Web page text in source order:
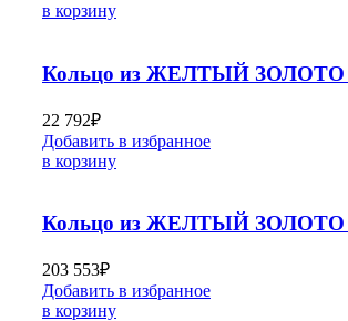
в корзину
Кольцо из ЖЕЛТЫЙ ЗОЛОТО
22 792₽
Добавить в избранное
в корзину
Кольцо из ЖЕЛТЫЙ ЗОЛОТО
203 553₽
Добавить в избранное
в корзину